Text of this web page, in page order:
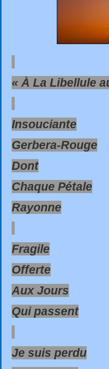
« À La Libellule
Insouciante
Gerbera-Rouge
Dont
Chaque Pétale
Rayonne
Fragile
Offerte
Aux Jours
Qui passent
Je suis perdu